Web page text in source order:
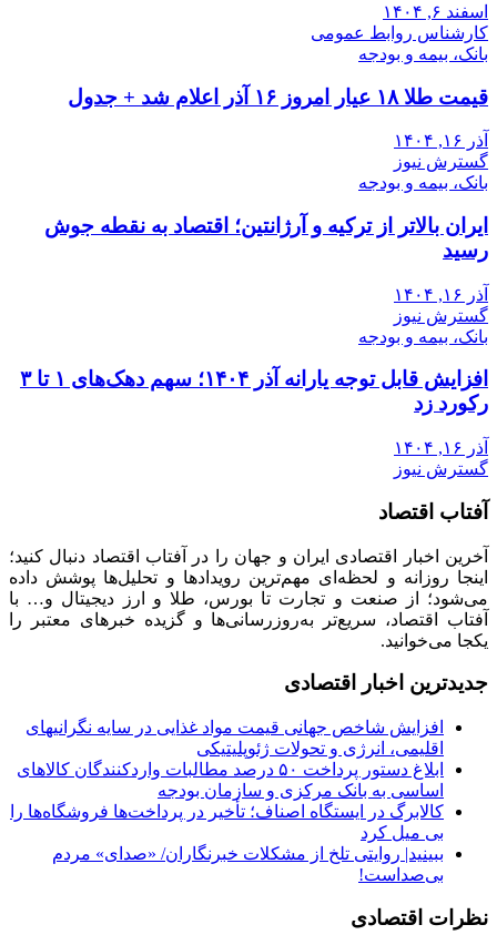
اسفند ۶, ۱۴۰۴
کارشناس روابط عمومی
بانک، بیمه و بودجه
قیمت طلا ۱۸ عیار امروز ۱۶ آذر اعلام شد + جدول
آذر ۱۶, ۱۴۰۴
گسترش نیوز
بانک، بیمه و بودجه
ایران بالاتر از ترکیه و آرژانتین؛ اقتصاد به نقطه جوش
رسید
آذر ۱۶, ۱۴۰۴
گسترش نیوز
بانک، بیمه و بودجه
افزایش قابل توجه یارانه آذر ۱۴۰۴؛ سهم دهک‌های ۱ تا ۳
رکورد زد
آذر ۱۶, ۱۴۰۴
گسترش نیوز
آفتاب اقتصاد
آخرین اخبار اقتصادی ایران و جهان را در آفتاب اقتصاد دنبال کنید؛
اینجا روزانه و لحظه‌ای مهم‌ترین رویدادها و تحلیل‌ها پوشش داده
می‌شود؛ از صنعت و تجارت تا بورس، طلا و ارز دیجیتال و… با
آفتاب اقتصاد، سریع‌تر به‌روزرسانی‌ها و گزیده خبرهای معتبر را
یکجا می‌خوانید.
جدیدترین اخبار اقتصادی
افزایش شاخص جهانی قیمت مواد غذایی در سایه نگرانیهای
اقلیمی، انرژی و تحولات ژئوپلیتیکی
ابلاغ دستور پرداخت ۵۰ درصد مطالبات واردکنندگان کالاهای
اساسی به بانک مرکزی و سازمان بودجه
کالابرگ در ایستگاه اصناف؛ تأخیر در پرداخت‌ها فروشگاه‌ها را
بی میل کرد
ببینید| روایتی تلخ از مشکلات خبرنگاران/ «صدای» ‌مردم
بی‌صدا‌ست!
نظرات اقتصادی